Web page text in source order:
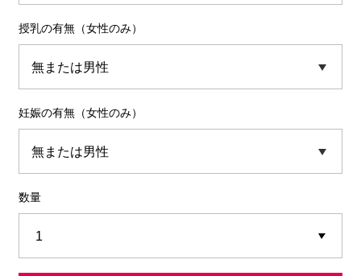
授乳の有無（女性のみ）
妊娠の有無（女性のみ）
数量